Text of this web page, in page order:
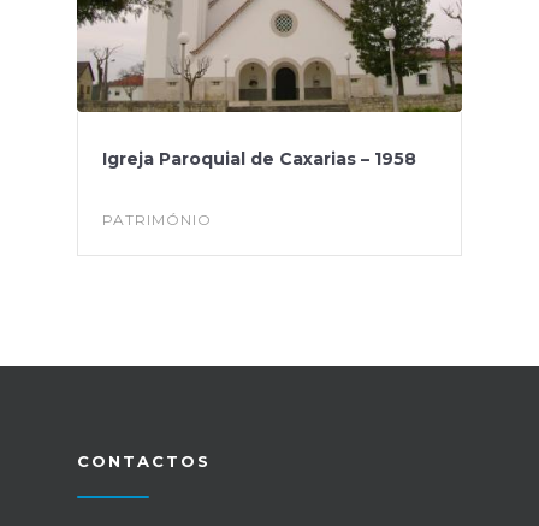
Igreja Paroquial de Caxarias – 1958
PATRIMÓNIO
CONTACTOS